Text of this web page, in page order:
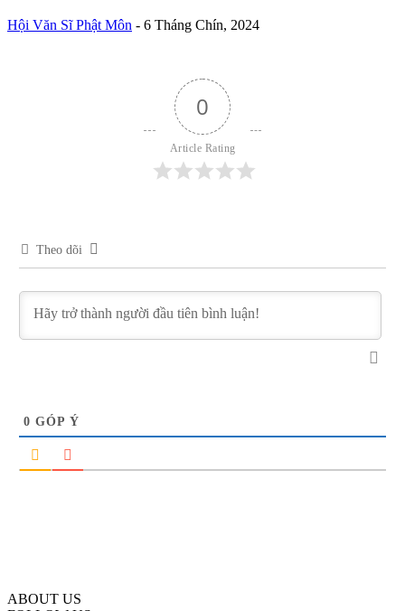
Hội Văn Sĩ Phật Môn - 6 Tháng Chín, 2024
0
Article Rating
Theo dõi
0 GÓP Ý
ABOUT US